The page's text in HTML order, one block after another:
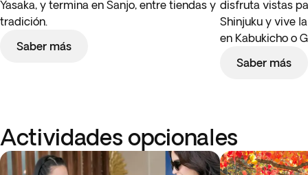
Yasaka, y termina en Sanjo, entre tiendas y
tradición.
Saber más
disfruta vistas
Shinjuku y vive
en Kabukicho o
Saber más
Actividades opcionales